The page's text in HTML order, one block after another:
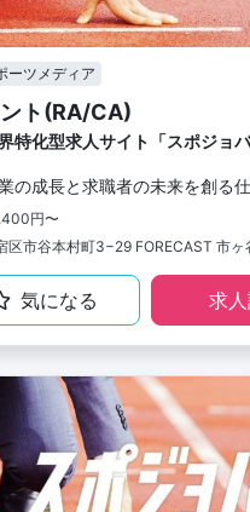
ーツメディア
ト(RA/CA)
特化型求人サイト「スポジョバ
の成長と求職者の未来を創る仕
円〜
区市谷本村町3−29 FORECAST 市ヶ
気になる 求